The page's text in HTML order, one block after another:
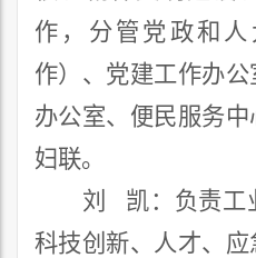
作，分管 党政和
作） 、党建工作办公
办公室、 便 民服务中
妇联。
刘
凯： 负责工
科技创新、人才、应